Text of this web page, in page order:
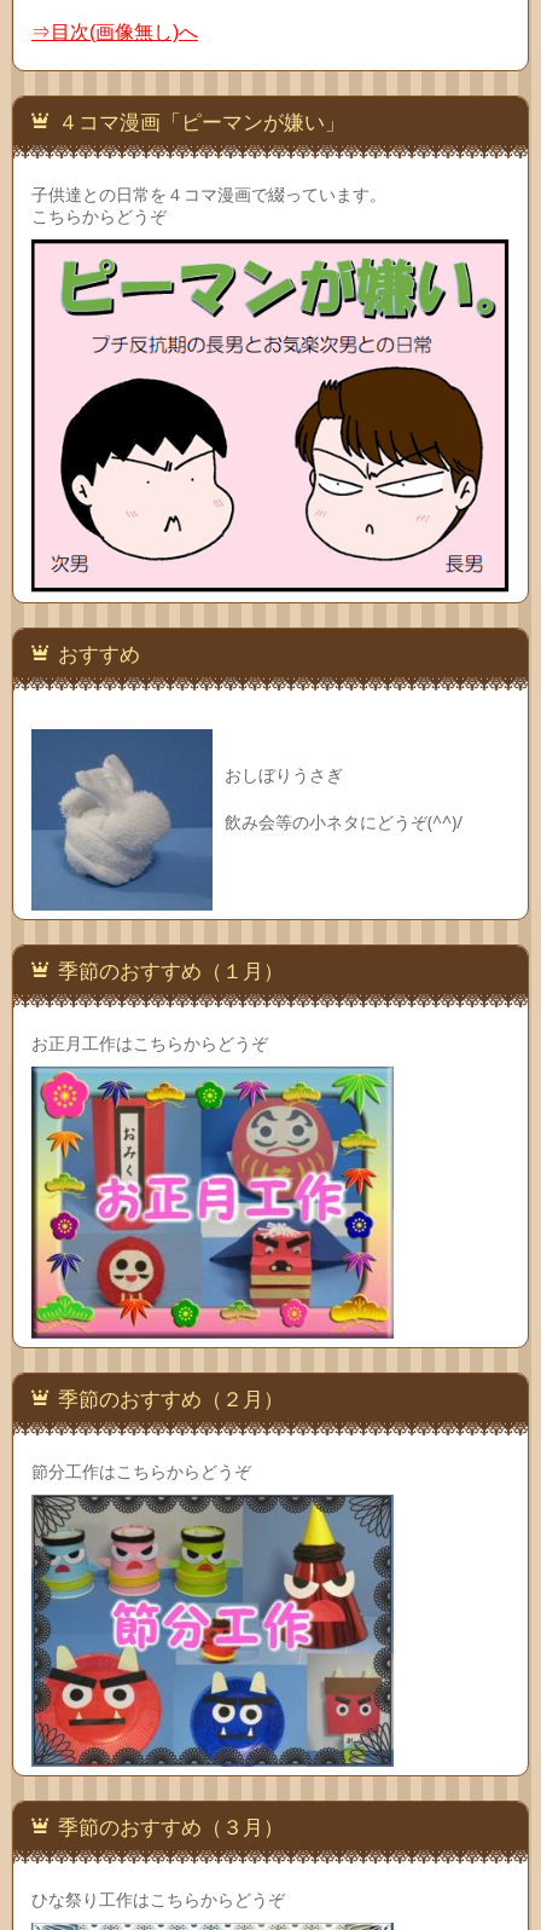
⇒目次(画像無し)へ
４コマ漫画「ピーマンが嫌い」
子供達との日常を４コマ漫画で綴っています。
こちらからどうぞ
おすすめ
おしぼりうさぎ
飲み会等の小ネタにどうぞ(^^)/
季節のおすすめ（１月）
お正月工作はこちらからどうぞ
季節のおすすめ（２月）
節分工作はこちらからどうぞ
季節のおすすめ（３月）
ひな祭り工作はこちらからどうぞ